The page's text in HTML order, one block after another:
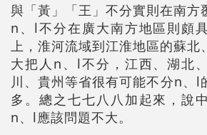
與「黃」「王」不分實則在南方
n、l不分在廣大南方地區則頗
上，淮河流域到江淮地區的蘇
大把人n、l不分，江西、湖北
川、貴州等省很有可能不分n、l
多。總之七七八八加起來，說
n、l應該問題不大。